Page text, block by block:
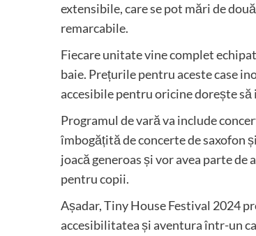
extensibile, care se pot mări de
remarcabile.
Fiecare unitate vine complet
baie. Prețurile pentru aceste case
accesibile pentru oricine dorește
Programul de vară va include
îmbogățită de concerte de saxofon
joacă generoas și vor avea parte
pentru copii.
Așadar, Tiny House Festival 2024
accesibilitatea și aventura într-un